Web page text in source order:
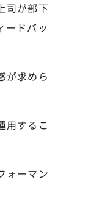
司が部下
ードバッ
が求めら
用するこ
ォーマン